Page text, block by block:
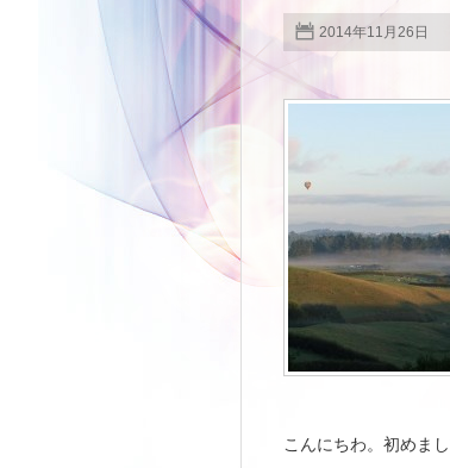
2014年11月26日
こんにちわ。初めま